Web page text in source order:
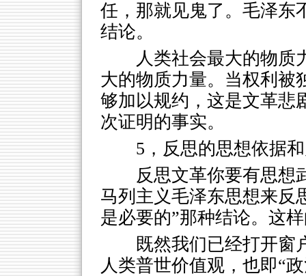
任，那就见鬼了。毛泽东
结论。
人类社会最大的物质
大的物质力量。当权利被
够加以规约，这是文革悲
次证明的事实。
5，反思的思想依据
反思文革你要有思想
马列主义毛泽东思想来反
是必要的”那种结论。这
既然我们已经打开窗
人类普世价值观，也即“